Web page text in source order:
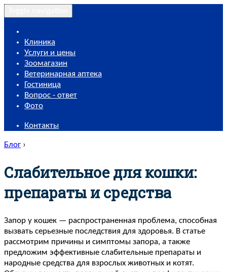
Клиника
Услуги и цены
Зоомагазин
Ветеринарная аптека
Гостиница
Вопрос - ответ
Фото
Контакты
Блог ›
Слабительное для кошки:
препараты и средства
Запор у кошек — распространенная проблема, способная
вызвать серьезные последствия для здоровья. В статье
рассмотрим причины и симптомы запора, а также
предложим эффективные слабительные препараты и
народные средства для взрослых животных и котят.